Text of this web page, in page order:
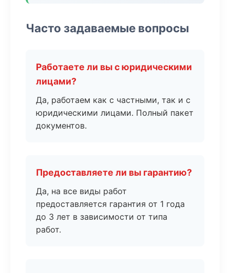
Часто задаваемые вопросы
Работаете ли вы с юридическими
лицами?
Да, работаем как с частными, так и с
юридическими лицами. Полный пакет
документов.
Предоставляете ли вы гарантию?
Да, на все виды работ
предоставляется гарантия от 1 года
до 3 лет в зависимости от типа
работ.